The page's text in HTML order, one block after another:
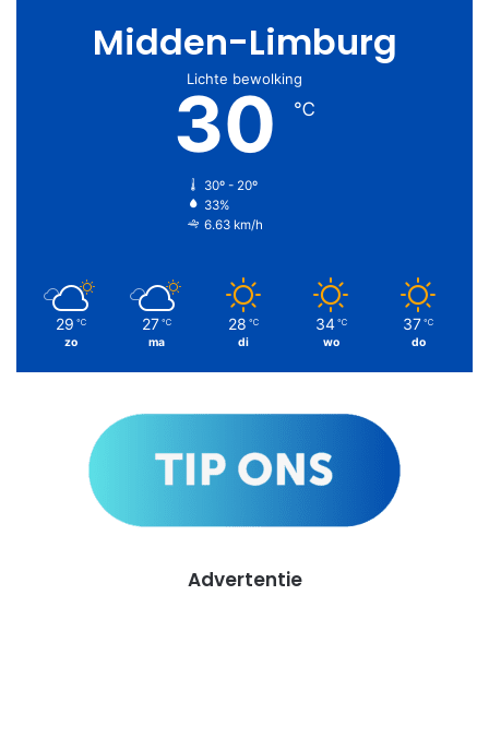
Midden-Limburg
Lichte bewolking
30 ℃
30º - 20º
33%
6.63 km/h
29 ℃
zo
27 ℃
ma
28 ℃
di
34 ℃
wo
37 ℃
do
Advertentie